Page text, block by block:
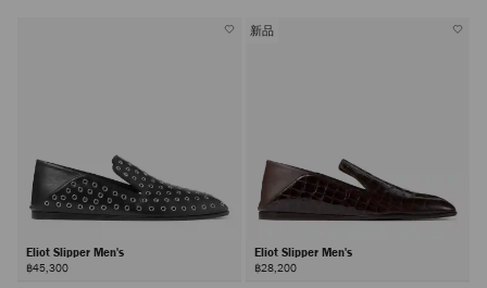
Eliot Slipper Men's
฿45,300
新品
Eliot Slipper Men's
฿28,200